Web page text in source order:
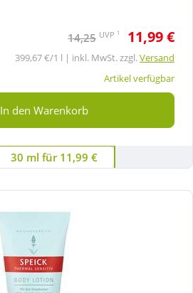
14,25 UVP 1 11,99 €
399,67 €/1 l | inkl. MwSt. zzgl.Versand
Artikel verfügbar
In den Warenkorb
30 ml für 11,99 €